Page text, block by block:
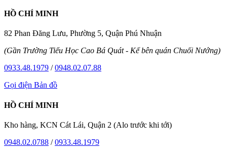
HỒ CHÍ MINH
82 Phan Đăng Lưu, Phường 5, Quận Phú Nhuận
(Gần Trường Tiểu Học Cao Bá Quát - Kế bên quán Chuối Nướng)
0933.48.1979 /0948.02.07.88
Gọi điện Bản đồ
HỒ CHÍ MINH
Kho hàng, KCN Cát Lái, Quận 2 (Alo trước khi tới)
0948.02.0788 /0933.48.1979